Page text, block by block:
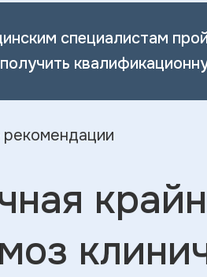
специалистам
рекомендации